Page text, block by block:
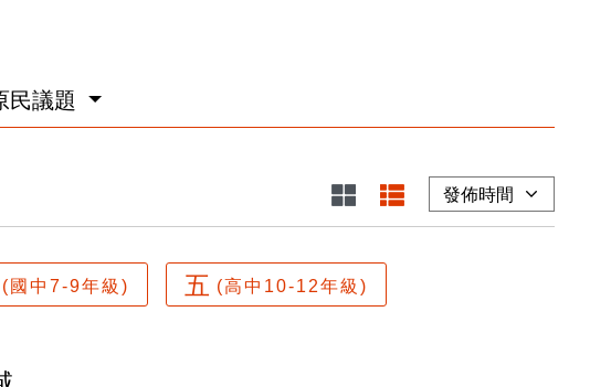
民議題
(國中7-9年級) 五 (高中10-12年級)